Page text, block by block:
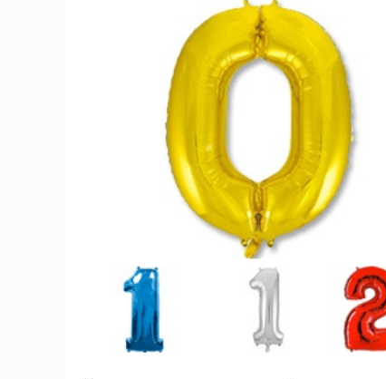
Гелий, оборудование и аксессуары
Игры и игрушки
Карнавально-праздничная продукция
Наградная атрибутика
Подарочная упаковка, конверты для
Приколы и розыгрыши
Товары для праздника
Торговое оборудование
Шары с гелием